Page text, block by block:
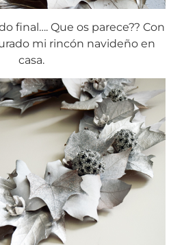
final…. Que os parece?? Con
mi rincón navideño en
casa.